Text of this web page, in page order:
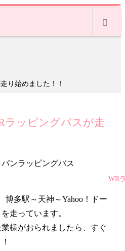
り始めました！！
ラッピングバスが走
WR
博多駅～天神～Yahoo！ドー
走っています。
様がおられましたら、すぐ